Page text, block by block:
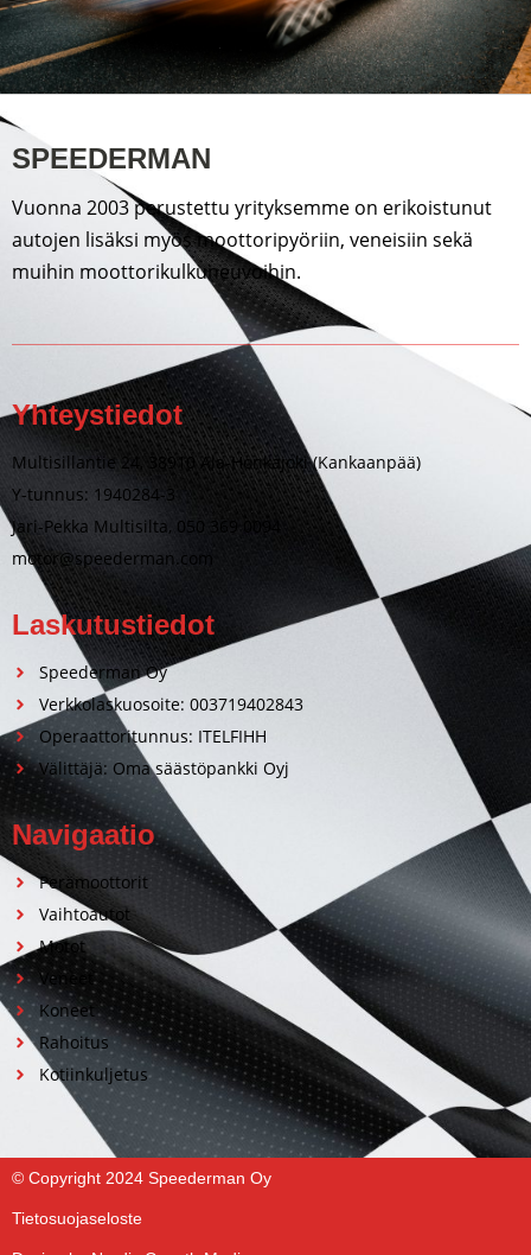
SPEEDERMAN
Vuonna 2003 perustettu yrityksemme on erikoistunut
autojen lisäksi myös moottoripyöriin, veneisiin sekä
muihin moottorikulkuneuvoihin.
Yhteystiedot
Multisillantie 24, 38910 Ala-Honkajoki (Kankaanpää)
Y-tunnus: 1940284-3
Jari-Pekka Multisilta, 050 369 0094
motor@speederman.com
Laskutustiedot
Speederman Oy
Verkkolaskuosoite: 003719402843
Operaattoritunnus: ITELFIHH
Välittäjä: Oma säästöpankki Oyj
Navigaatio
Perämoottorit
Vaihtoautot
Motot
Veneet
Koneet
Rahoitus
Kotiinkuljetus
© Copyright 2024 Speederman Oy
Tietosuojaseloste